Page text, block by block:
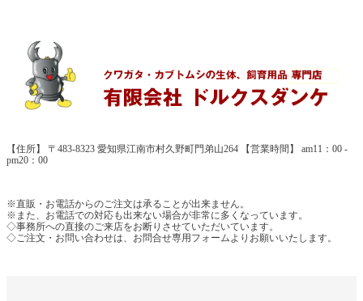
【住所】 〒483-8323 愛知県江南市村久野町門弟山264 【営業時間】 am11：00 -
pm20：00
※直販・お電話からのご注文は承ることが出来ません。
※また、お電話での対応も出来ない場合が非常に多くなっています。
◇事務所への直接のご来店をお断りさせていただいています。
◇ご注文・お問い合わせは、お問合せ専用フォームよりお願いいたします。